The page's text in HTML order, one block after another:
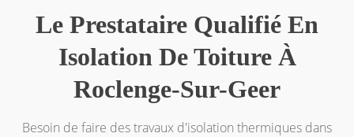
Le Prestataire Qualifié En
Isolation De Toiture À
Roclenge-Sur-Geer
Besoin de faire des travaux d'isolation thermiques dans